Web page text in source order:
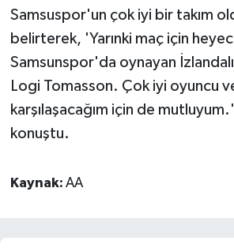
Samsuspor'un çok iyi bir takım
belirterek, 'Yarınki maç için
Samsunspor'da oynayan
Logi Tomasson. Çok iyi oyuncu
karşılaşacağım için de
konuştu.
Kaynak: AA